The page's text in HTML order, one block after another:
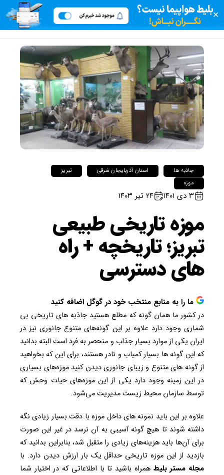
✕
جاذبه ها استان آذربایجان شرقی
تبریز
موزه
۳ دی ۱۴۰۱ ۲۴ تیر ۱۴۰۳
موزه تاریخی طبیعی
تبریز؛ تاریخچه + راه
های دسترسی
ما را به منابع منتخب خود در گوگل اضافه کنید
در کشور ما همان گونه که مطلع هستید جاذبه های تاریخی بی
شماری وجود دارد علاوه بر این گونه‌های متنوع جانوری نیز در
ایران یکی از موارد بسیار جذاب و منحصر به فرد است البته بدانید
که این گونه ها بسیار کمیاب و نادر هستند، برای این که بخواهید
از گونه های متنوع و زیبای جانوری دیدن کنید موزه‌های بسیاری
در این زمینه وجود دارد یکی از این موزه‌های حیات وحش که
توسط سازمان محیط زیست مدیریت می‌شود.
علاوه بر این باید نمونه های داخل موزه با دقت بسیار زیادی نگه
داشته شوند تا هیچ گونه آسیبی به آن نرسد در غیر این صورت
برای آن‌ها باید هزینه‌های زیادی را متقبل شد، بنابراین بدانید که
بازدید از این موزه تاریخی حداقل یک بار ارزش دیدن دارد. با
مجله مستر بلیط همراه باشید تا با اطلاعاتی که در اختیار شما